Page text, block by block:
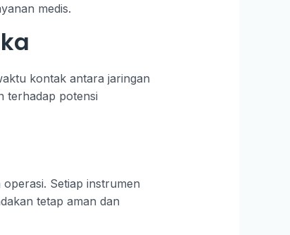
medis.
kontak antara jaringan
terhadap potensi
Setiap instrumen
tetap aman dan